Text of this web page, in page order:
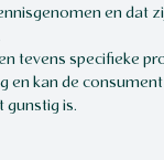
en dat
tevens specifieke
kan de
gunstig is.